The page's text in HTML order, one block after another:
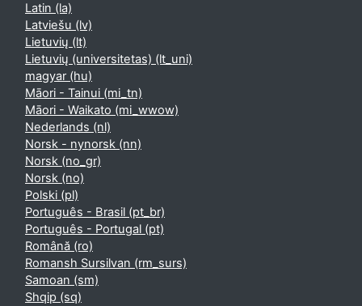
Latin ‎(la)‎
Latviešu ‎(lv)‎
Lietuvių ‎(lt)‎
Lietuvių (universitetas) ‎(lt_uni)‎
magyar ‎(hu)‎
Māori - Tainui ‎(mi_tn)‎
Māori - Waikato ‎(mi_wwow)‎
Nederlands ‎(nl)‎
Norsk - nynorsk ‎(nn)‎
Norsk ‎(no_gr)‎
Norsk ‎(no)‎
Polski ‎(pl)‎
Português - Brasil ‎(pt_br)‎
Português - Portugal ‎(pt)‎
Română ‎(ro)‎
Romansh Sursilvan ‎(rm_surs)‎
Samoan ‎(sm)‎
Shqip ‎(sq)‎